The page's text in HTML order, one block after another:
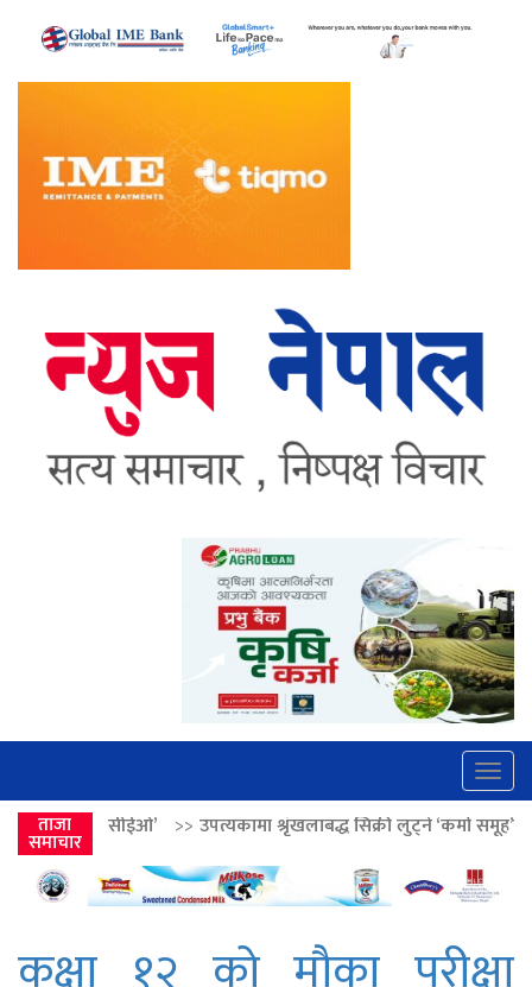
ताजा
समाचार
उपत्यकामा श्रृंखलाबद्ध सिक्री लुट्ने ‘कर्मा समूह’का नाइकेसहित पाँच पक्राउ